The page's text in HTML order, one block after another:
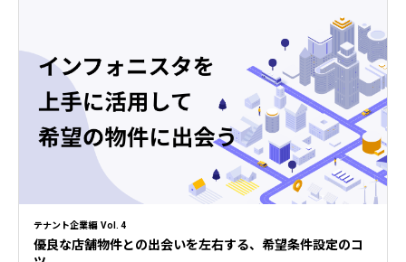
テナント企業編 Vol. 4
優良な店舗物件との出会いを左右する、希望条件設定のコ